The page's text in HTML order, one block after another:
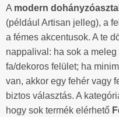
A modern dohányzóasztal
(például Artisan jelleg), a
a fémes akcentusok. A te
nappalival: ha sok a
fa/dekoros felület; ha
van, akkor egy fehér vagy
biztos választás. A
hogy sok termék elérhető